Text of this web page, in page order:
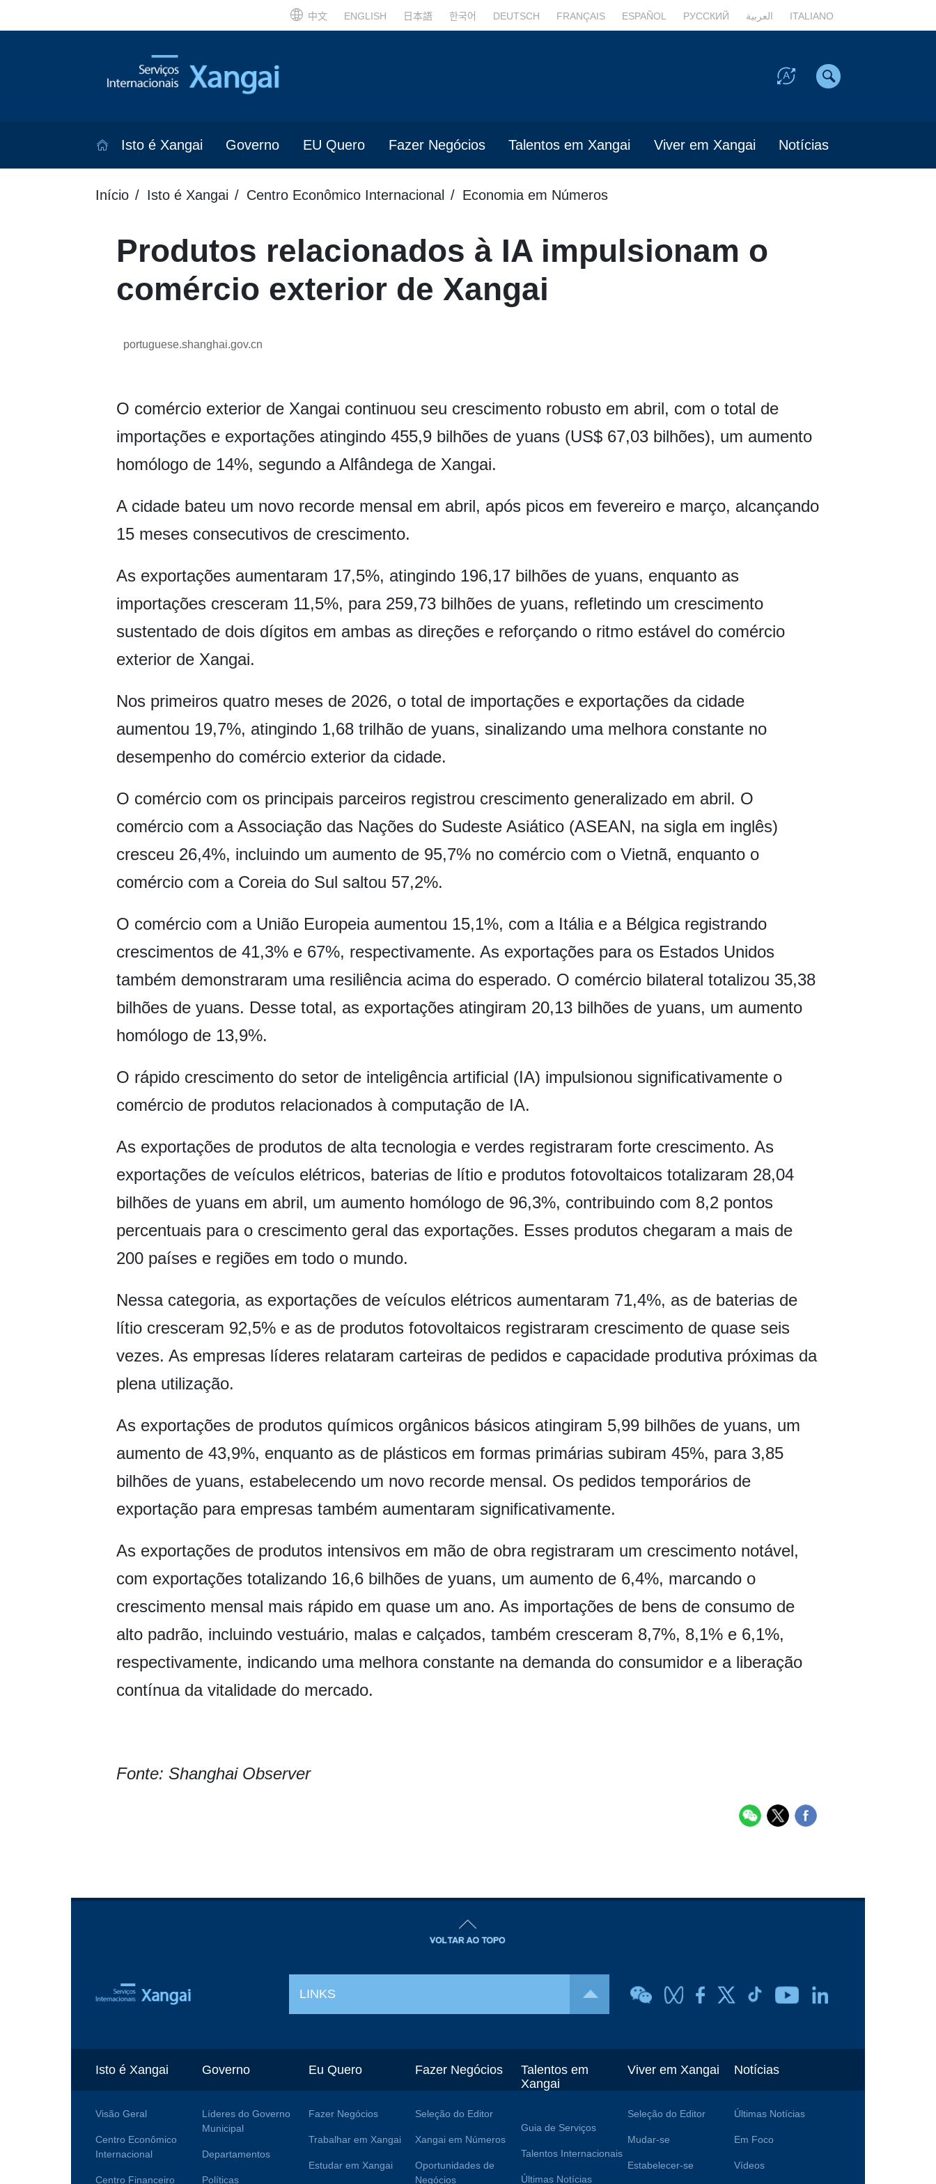
中文 ENGLISH 日本語 한국어 DEUTSCH FRANÇAIS ESPAÑOL РУССКИЙ العربية ITALIANO
Isto é Xangai Governo EU Quero Fazer Negócios Talentos em Xangai Viver em Xangai Notícias
Início Isto é Xangai Centro Econômico Internacional Economia em Números
Produtos relacionados à IA impulsionam o
comércio exterior de Xangai
portuguese.shanghai.gov.cn
O comércio exterior de Xangai continuou seu crescimento robusto em abril, com o total de
importações e exportações atingindo 455,9 bilhões de yuans (US$ 67,03 bilhões), um aumento
homólogo de 14%, segundo a Alfândega de Xangai.
A cidade bateu um novo recorde mensal em abril, após picos em fevereiro e março, alcançando
15 meses consecutivos de crescimento.
As exportações aumentaram 17,5%, atingindo 196,17 bilhões de yuans, enquanto as
importações cresceram 11,5%, para 259,73 bilhões de yuans, refletindo um crescimento
sustentado de dois dígitos em ambas as direções e reforçando o ritmo estável do comércio
exterior de Xangai.
Nos primeiros quatro meses de 2026, o total de importações e exportações da cidade
aumentou 19,7%, atingindo 1,68 trilhão de yuans, sinalizando uma melhora constante no
desempenho do comércio exterior da cidade.
O comércio com os principais parceiros registrou crescimento generalizado em abril. O
comércio com a Associação das Nações do Sudeste Asiático (ASEAN, na sigla em inglês)
cresceu 26,4%, incluindo um aumento de 95,7% no comércio com o Vietnã, enquanto o
comércio com a Coreia do Sul saltou 57,2%.
O comércio com a União Europeia aumentou 15,1%, com a Itália e a Bélgica registrando
crescimentos de 41,3% e 67%, respectivamente. As exportações para os Estados Unidos
também demonstraram uma resiliência acima do esperado. O comércio bilateral totalizou 35,38
bilhões de yuans. Desse total, as exportações atingiram 20,13 bilhões de yuans, um aumento
homólogo de 13,9%.
O rápido crescimento do setor de inteligência artificial (IA) impulsionou significativamente o
comércio de produtos relacionados à computação de IA.
As exportações de produtos de alta tecnologia e verdes registraram forte crescimento. As
exportações de veículos elétricos, baterias de lítio e produtos fotovoltaicos totalizaram 28,04
bilhões de yuans em abril, um aumento homólogo de 96,3%, contribuindo com 8,2 pontos
percentuais para o crescimento geral das exportações. Esses produtos chegaram a mais de
200 países e regiões em todo o mundo.
Nessa categoria, as exportações de veículos elétricos aumentaram 71,4%, as de baterias de
lítio cresceram 92,5% e as de produtos fotovoltaicos registraram crescimento de quase seis
vezes. As empresas líderes relataram carteiras de pedidos e capacidade produtiva próximas da
plena utilização.
As exportações de produtos químicos orgânicos básicos atingiram 5,99 bilhões de yuans, um
aumento de 43,9%, enquanto as de plásticos em formas primárias subiram 45%, para 3,85
bilhões de yuans, estabelecendo um novo recorde mensal. Os pedidos temporários de
exportação para empresas também aumentaram significativamente.
As exportações de produtos intensivos em mão de obra registraram um crescimento notável,
com exportações totalizando 16,6 bilhões de yuans, um aumento de 6,4%, marcando o
crescimento mensal mais rápido em quase um ano. As importações de bens de consumo de
alto padrão, incluindo vestuário, malas e calçados, também cresceram 8,7%, 8,1% e 6,1%,
respectivamente, indicando uma melhora constante na demanda do consumidor e a liberação
contínua da vitalidade do mercado.
Fonte: Shanghai Observer
LINKS
Isto é Xangai
Visão Geral
Centro Econômico
Internacional
Centro Financeiro
Governo
Líderes do Governo
Municipal
Departamentos
Políticas
Eu Quero
Fazer Negócios
Trabalhar em Xangai
Estudar em Xangai
Fazer Negócios
Seleção do Editor
Xangai em Números
Oportunidades de
Negócios
Talentos em
Xangai
Guia de Serviços
Talentos Internacionais
Últimas Notícias
Viver em Xangai
Seleção do Editor
Mudar-se
Estabelecer-se
Notícias
Últimas Notícias
Em Foco
Vídeos